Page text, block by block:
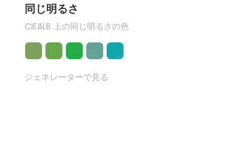
同じ明るさ
CIEALB 上の同じ明るさの色
ジェネレーターで見る